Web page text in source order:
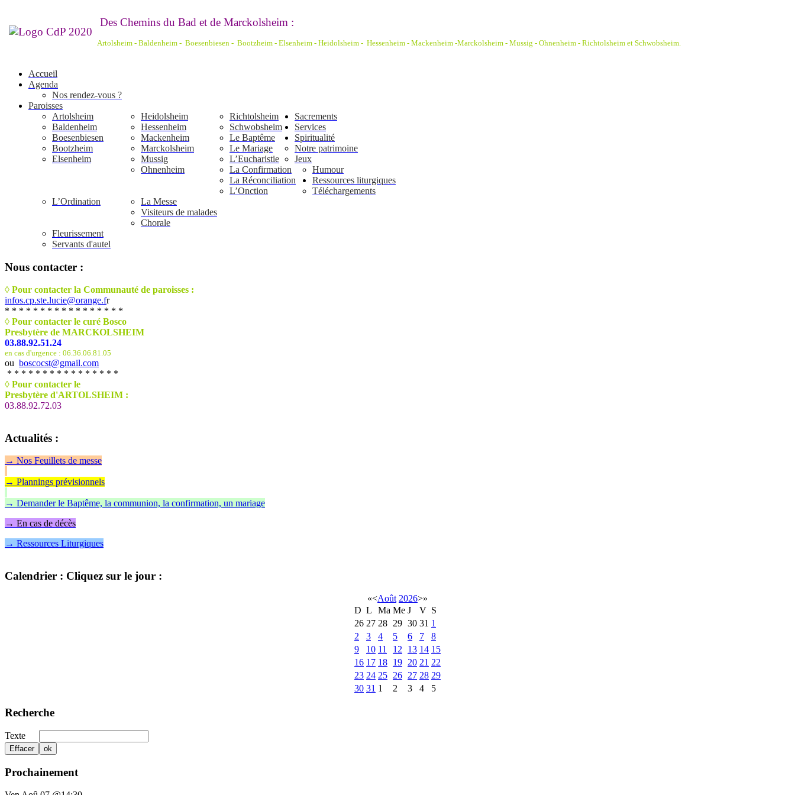
Des Chemins du Bad et de Marckolsheim :
Artolsheim - Baldenheim - Boesenbiesen - Bootzheim - Elsenheim - Heidolsheim - Hessenheim - Mackenheim -Marckolsheim - Mussig - Ohnenheim - Richtolsheim et Schwobsheim.
Accueil
Agenda
Nos rendez-vous ?
Paroisses
Artolsheim
Baldenheim
Boesenbiesen
Bootzheim
Elsenheim
Heidolsheim
Hessenheim
Mackenheim
Marckolsheim
Mussig
Ohnenheim
Richtolsheim
Schwobsheim
Sacrements
Le Baptême
Le Mariage
L’Eucharistie
La Confirmation
La Réconciliation
L’Onction
L’Ordination
Services
La Messe
Visiteurs de malades
Chorale
Fleurissement
Servants d'autel
Spiritualité
Notre patrimoine
Jeux
Humour
Ressources liturgiques
Téléchargements
Nous contacter :
◊ Pour contacter la Communauté de paroisses :
infos.cp.ste.lucie@orange.fr
* * * * * * * * * * * * * * * * *
◊ Pour contacter le curé Bosco
Presbytère de MARCKOLSHEIM
03.88.92.51.24
en cas d'urgence : 06.36.06.81.05
ou boscocst@gmail.com
* * * * * * * * * * * * * * * *
◊ Pour contacter le
Presbytère d'ARTOLSHEIM :
03.88.92.72.03
Actualités :
→ Nos Feuillets de messe
→ Plannings prévisionnels
→ Demander le Baptême, la communion, la confirmation, un mariage
→ En cas de décès
→ Ressources Liturgiques
Calendrier : Cliquez sur le jour :
«<Août 2026>»
D L Ma Me J V S
26 27 28 29 30 31 1
2
3 4 5 6 7
8
9
10 11 12 13 14 15
16 17 18 19 20 21 22
23 24 25 26 27 28 29
30 31 1 2 3 4 5
Recherche
Texte
Prochainement